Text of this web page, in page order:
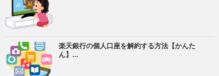
楽天銀行の個人口座を解約する方法【かんた
ん】...